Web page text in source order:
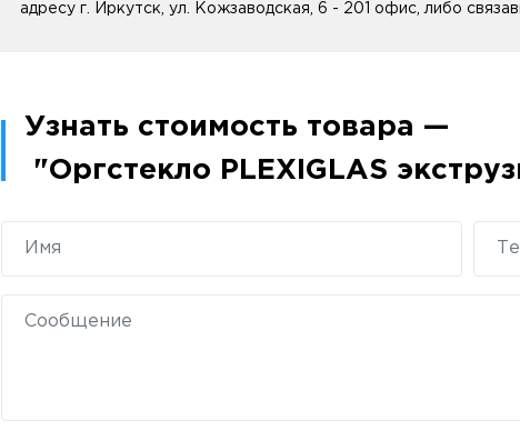
адресу г. Иркутск, ул. Кожзаводская, 6 - 201 офис, либо
Узнать стоимость товара —
"Оргстекло PLEXIGLAS